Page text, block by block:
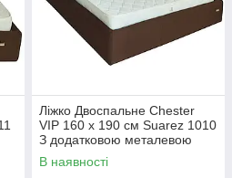
Ліжко Двоспальне Chester
VIP 160 х 190 см Suarez 1010
З додатковою металевою
цільнозварною рамою
Коричневий
В наявності